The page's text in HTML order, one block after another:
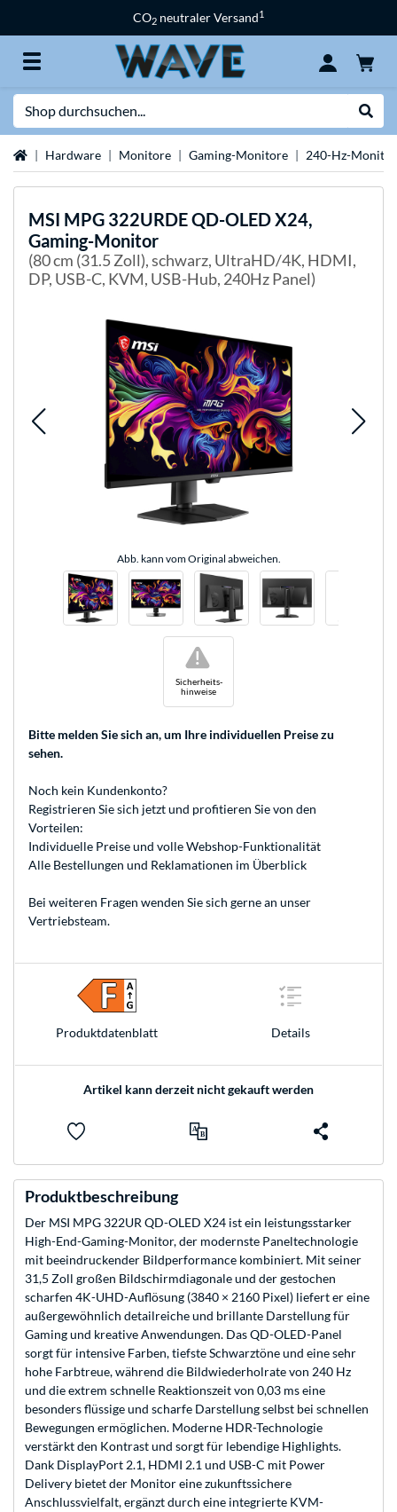
CO2 neutraler Versand1
StartseiteHardware Monitore Gaming-Monitore 240-Hz-
MSI MPG 322URDE QD-OLED X24,
Gaming-Monitor
(80 cm (31.5 Zoll), schwarz, UltraHD/4K, HDMI,
DP, USB-C, KVM, USB-Hub, 240Hz Panel)
Abb. kann vom Original abweichen.
Sicherheits-
hinweise
!
Bitte melden Sie sich an, um Ihre individuellen Preise zu
sehen.
Noch kein Kundenkonto?
Registrieren Sie sich jetzt und profitieren Sie von den
Vorteilen:
Individuelle Preise und volle Webshop-Funktionalität
Alle Bestellungen und Reklamationen im Überblick
Bei weiteren Fragen wenden Sie sich gerne an unser
Vertriebsteam.
Produkt­datenblatt Details
Artikel kann derzeit nicht gekauft werden
Produktbeschreibung
Der MSI MPG 322UR QD-OLED X24 ist ein leistungsstarker
High-End-Gaming-Monitor, der modernste Paneltechnologie
mit beeindruckender Bildperformance kombiniert. Mit seiner
31,5 Zoll großen Bildschirmdiagonale und der gestochen
scharfen 4K-UHD-Auflösung (3840 × 2160 Pixel) liefert er eine
außergewöhnlich detailreiche und brillante Darstellung für
Gaming und kreative Anwendungen. Das QD-OLED-Panel
sorgt für intensive Farben, tiefste Schwarztöne und eine sehr
hohe Farbtreue, während die Bildwiederholrate von 240 Hz
und die extrem schnelle Reaktionszeit von 0,03 ms eine
besonders flüssige und scharfe Darstellung selbst bei schnellen
Bewegungen ermöglichen. Moderne HDR-Technologie
verstärkt den Kontrast und sorgt für lebendige Highlights.
Dank DisplayPort 2.1, HDMI 2.1 und USB-C mit Power
Delivery bietet der Monitor eine zukunftssichere
Anschlussvielfalt, ergänzt durch eine integrierte KVM-